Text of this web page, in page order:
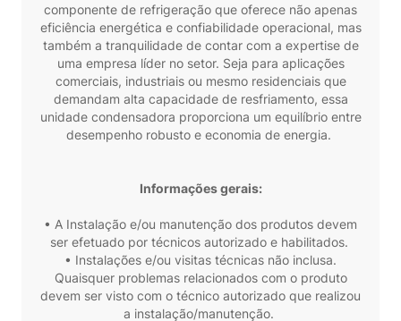
componente de refrigeração que oferece não apenas
eficiência energética e confiabilidade operacional, mas
também a tranquilidade de contar com a expertise de
uma empresa líder no setor. Seja para aplicações
comerciais, industriais ou mesmo residenciais que
demandam alta capacidade de resfriamento, essa
unidade condensadora proporciona um equilíbrio entre
desempenho robusto e economia de energia.
Informações gerais:
• A Instalação e/ou manutenção dos produtos devem
ser efetuado por técnicos autorizado e habilitados.
• Instalações e/ou visitas técnicas não inclusa.
Quaisquer problemas relacionados com o produto
devem ser visto com o técnico autorizado que realizou
a instalação/manutenção.